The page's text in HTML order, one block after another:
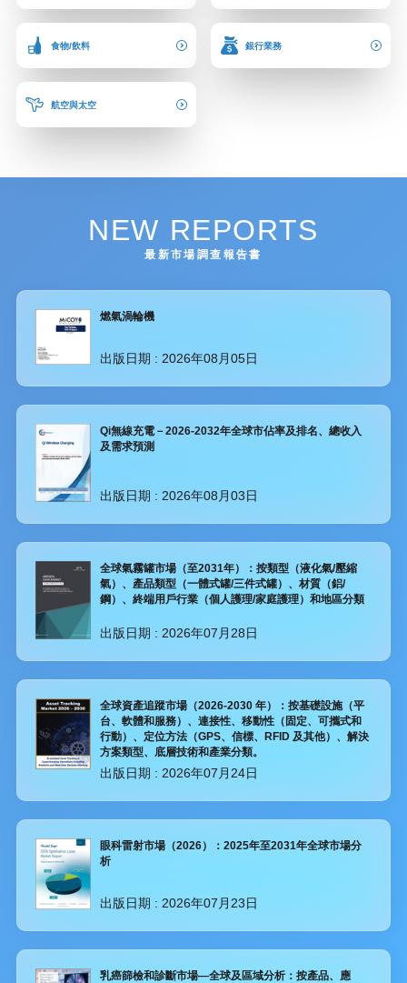
食物/飲料 銀行業務
航空與太空
NEW REPORTS
最新市場調查報告書
燃氣渦輪機
出版日期 : 2026年08月05日
Qi無線充電－2026-2032年全球市佔率及排名、總收入
及需求預測
出版日期 : 2026年08月03日
全球氣霧罐市場（至2031年）：按類型（液化氣/壓縮
氣）、產品類型（一體式罐/三件式罐）、材質（鋁/
鋼）、終端用戶行業（個人護理/家庭護理）和地區分類
出版日期 : 2026年07月28日
全球資產追蹤市場（2026-2030 年）：按基礎設施（平
台、軟體和服務）、連接性、移動性（固定、可攜式和
行動）、定位方法（GPS、信標、RFID 及其他）、解決
方案類型、底層技術和產業分類。
出版日期 : 2026年07月24日
眼科雷射市場（2026）：2025年至2031年全球市場分
析
出版日期 : 2026年07月23日
乳癌篩檢和診斷市場—全球及區域分析：按產品、應